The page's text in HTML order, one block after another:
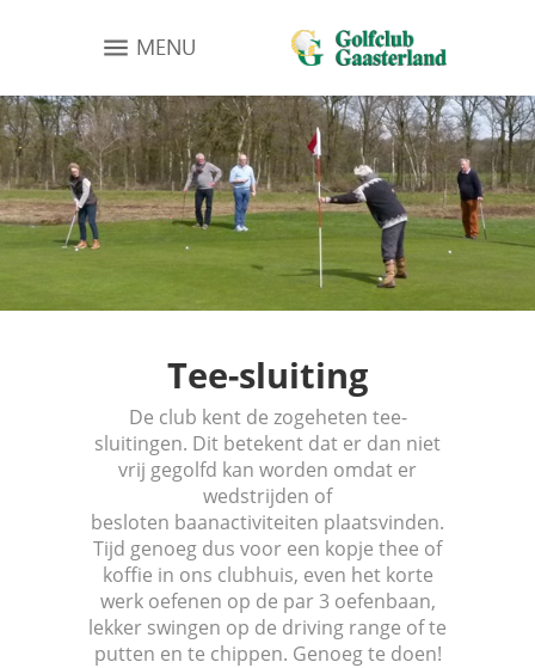
MENU
Tee-sluiting
De club kent de zogeheten tee-
sluitingen. Dit betekent dat er dan niet
vrij gegolfd kan worden omdat er
wedstrijden of
besloten baanactiviteiten plaatsvinden.
Tijd genoeg dus voor een kopje thee of
koffie in ons clubhuis, even het korte
werk oefenen op de par 3 oefenbaan,
lekker swingen op de driving range of te
putten en te chippen. Genoeg te doen!